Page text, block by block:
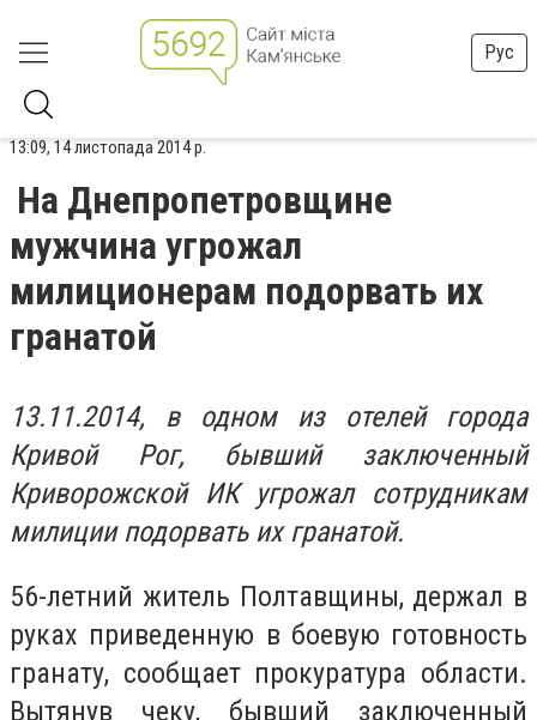
Рус
13:09, 14 листопада 2014 р.
На Днепропетровщине
мужчина угрожал
милиционерам подорвать их
гранатой
13.11.2014, в одном из отелей города
Кривой Рог, бывший заключенный
Криворожской ИК угрожал сотрудникам
милиции подорвать их гранатой.
56-летний житель Полтавщины, держал в
руках приведенную в боевую готовность
гранату, сообщает прокуратура области.
Вытянув чеку, бывший заключенный